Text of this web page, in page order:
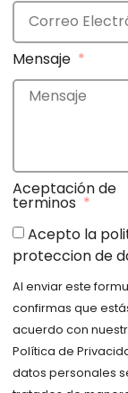
Mensaje
Aceptación de
terminos
Acepto la
proteccion de
Al enviar este
confirmas que
acuerdo con
Política de
datos personales